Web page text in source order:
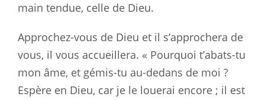
main tendue, celle de Dieu.
Approchez-vous de Dieu et il s’approchera de
vous, il vous accueillera. « Pourquoi t’abats-tu
mon âme, et gémis-tu au-dedans de moi ?
Espère en Dieu, car je le louerai encore ; il est